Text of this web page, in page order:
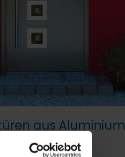
aus Aluminium